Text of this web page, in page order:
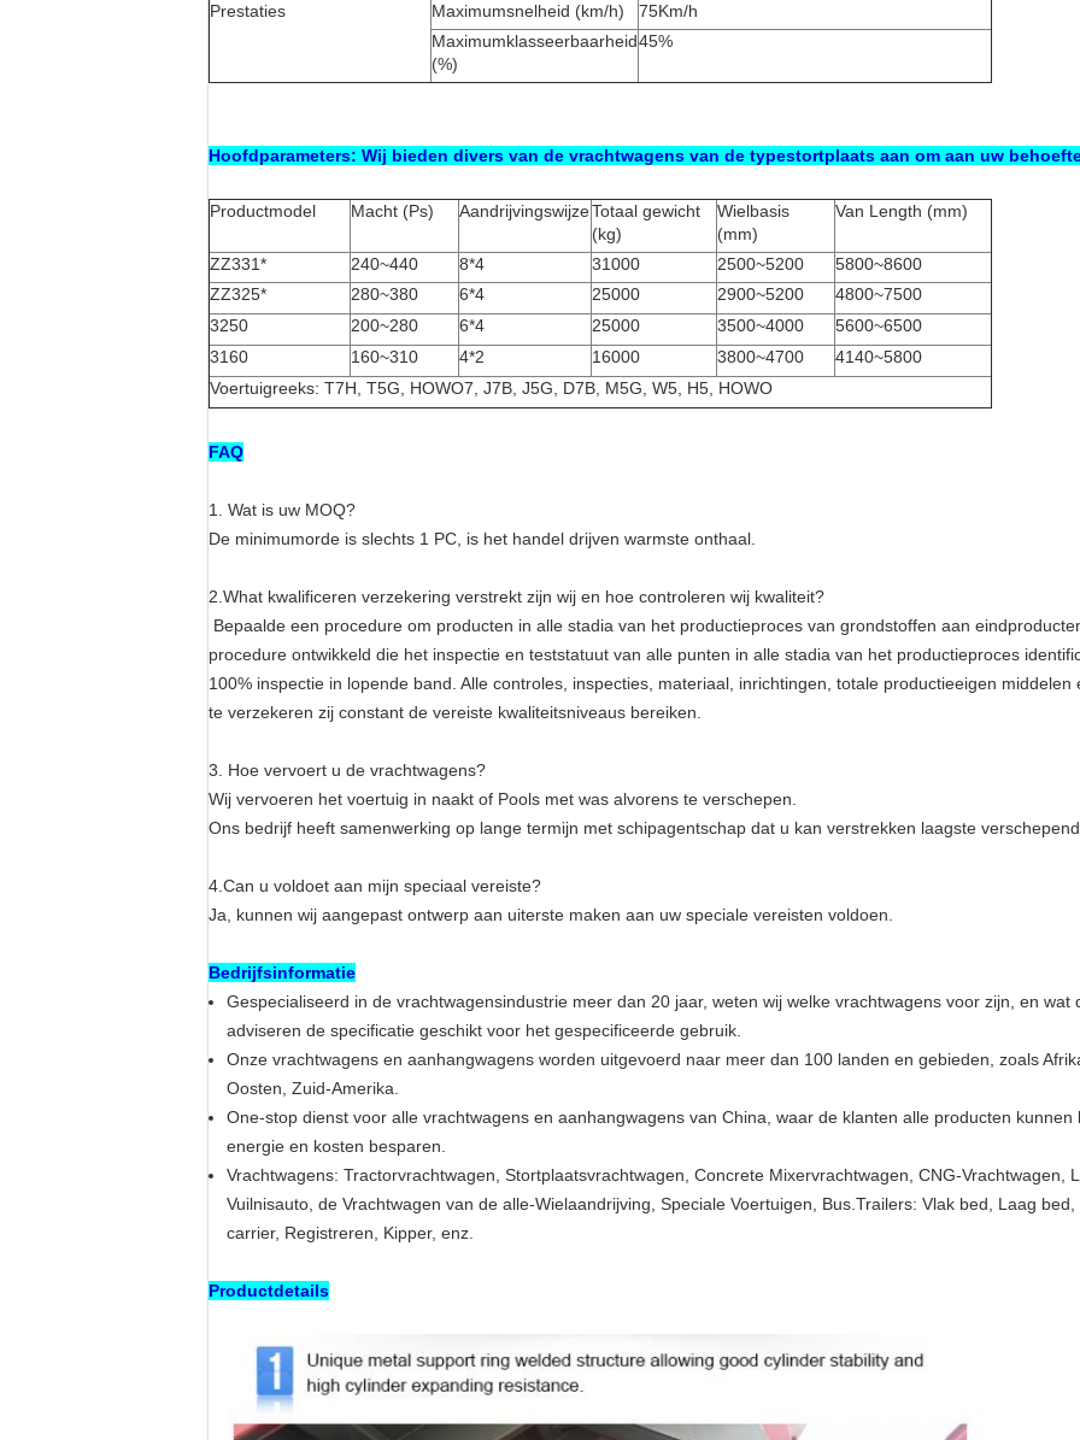
Prestaties
Maximumsnelheid (km/h)
75Km/h
Maximumklasseerbaarheid
(%)
45%
Hoofdparameters: Wij bieden divers van de vrachtwagens van de typestortplaats aan om aan uw
Productmodel Macht (Ps) AandrijvingswijzeTotaal gewicht
(kg)
Wielbasis
(mm)
Van Length (mm)
ZZ331* 240~440 8*4 31000 2500~5200
5800~8600
ZZ325*
280~380 6*4 25000 2900~5200
4800~7500
3250
200~280 6*4 25000 3500~4000
5600~6500
3160
160~310 4*2 16000 3800~4700
4140~5800
Voertuigreeks: T7H, T5G, HOWO7, J7B, J5G, D7B, M5G, W5, H5, HOWO
FAQ
1. Wat is uw MOQ?
De minimumorde is slechts 1 PC is het handel drijven warmste onthaal.
2.What kwalificeren verzekering verstrekt zijn wij en hoe controleren wij kwaliteit?
Bepaalde een procedure om producten in alle stadia van het productieproces van grondstoffen aan
procedure ontwikkeld die het inspectie en teststatuut van alle punten in alle stadia van het productieproces
100% inspectie in lopende band. Alle controles, inspecties, materiaal, inrichtingen, totale productieeigen
te verzekeren zij constant de vereiste kwaliteitsniveaus bereiken.
3. Hoe vervoert u de vrachtwagens?
Wij vervoeren het voertuig in naakt of Pools met was alvorens te verschepen
Ons bedrijf heeft samenwerking op lange termijn met schipagentschap dat u kan verstrekken laagste
4.Can u voldoet aan mijn speciaal vereiste?
Ja, kunnen wij aangepast ontwerp aan uiterste maken aan uw speciale vereisten voldoen.
Bedrijfsinformatie
Gespecialiseerd in de vrachtwagensindustrie meer dan 20 jaar, weten wij welke vrachtwagens voor zijn, en
adviseren de specificatie geschikt voor het gespecificeerde gebruik.
Onze vrachtwagens en aanhangwagens worden uitgevoerd naar meer dan 100 landen en gebieden, zoals
Oosten, Zuid-Amerika.
One-stop dienst voor alle vrachtwagens en aanhangwagens van China, waar de klanten alle producten kunnen
energie en kosten besparen.
Vrachtwagens: Tractorvrachtwagen, Stortplaatsvrachtwagen, Concrete Mixervrachtwagen, CNG-Vrachtwagen,
Vuilnisauto, de Vrachtwagen van de alle-Wielaandrijving, Speciale Voertuigen, Bus.Trailers: Vlak bed, Laag bed,
carrier, Registreren, Kipper, enz.
Productdetails